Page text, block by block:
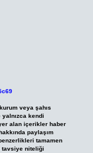
veya şahıs
yalnızca kendi
yer alan içerikler haber
paylaşım
tamamen
tavsiye niteliği